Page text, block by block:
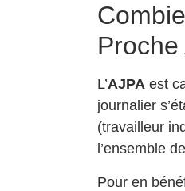
L’AJPA est
journalier
(travailleur
l’ensemble
Pour en